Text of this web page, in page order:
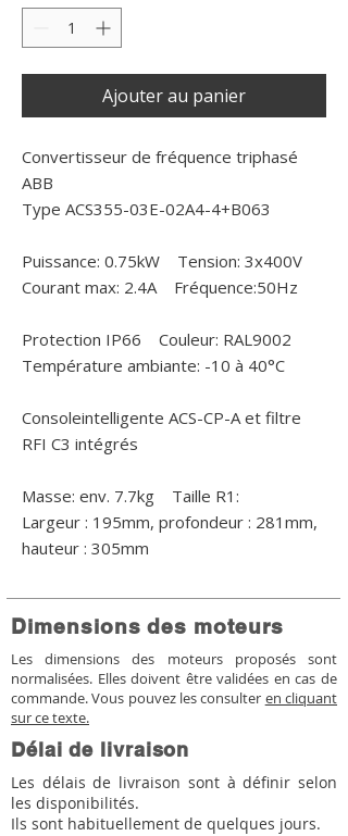
Ajouter au panier
Convertisseur de fréquence triphasé
ABB
Type ACS355-03E-02A4-4+B063
Puissance: 0.75kW Tension: 3x400V
Courant max: 2.4A Fréquence:50Hz
Protection IP66 Couleur: RAL9002
Température ambiante: -10 à 40°C
Consoleintelligente ACS-CP-A et filtre
RFI C3 intégrés
Masse: env. 7.7kg Taille R1:
Largeur : 195mm, profondeur : 281mm,
hauteur : 305mm
Dimensions des moteurs
Les dimensions des moteurs proposés sont
normalisées. Elles doivent être validées en cas de
commande. Vous pouvez les consulter en cliquant
sur ce texte.
Délai de livraison
Les délais de livraison sont à définir selon
les disponibilités.
Ils sont habituellement de quelques jours.